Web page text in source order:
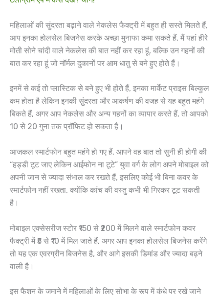
महिलाओं की सुंदरता बढ़ाने वाले नेकलेस फैक्ट्री में बहुत ही सस्ते मिलते हैं,
आप इनका होलसेल बिजनेस करके अच्छा मुनाफा कमा सकते हैं, मैं यहां हीरे
मोती सोने चांदी वाले नेकलेस की बात नहीं कर रहा हूं, बल्कि उन गहनों की
बात कर रहा हूं जो नॉर्मल दुकानों पर आम धातु से बने हुए होते हैं।
इनमें से कई तो प्लास्टिक से बने हुए भी होते हैं, इनका मार्केट प्राइस बिल्कुल
कम होता है लेकिन इनकी सुंदरता और आकर्षण की वजह से यह बहुत महंगे
बिकते हैं, अगर आप नेकलेस और अन्य गहनों का व्यापार करते हैं, तो आपको
10 से 20 गुना तक प्रॉफिट हो सकता है।
आजकल स्मार्टफोन बहुत महंगे हो गए हैं, आपने वह बात तो सुनी ही होगी की
“हड्डी टूट जाए लेकिन आईफोन ना टूटे” युवा वर्ग के लोग अपने मोबाइल को
अपनी जान से ज्यादा संभाल कर रखते हैं, इसलिए कोई भी बिना कवर के
स्मार्टफोन नहीं रखता, क्योंकि कांच की वस्तु कभी भी गिरकर टूट सकती
है।
मोबाइल एक्सेसरीज स्टोर ₹150 से ₹200 में मिलने वाले स्मार्टफोन कवर
फैक्ट्री में ₹5 से ₹10 में मिल जाते हैं, अगर आप इनका होलसेल बिजनेस करेंगे
तो यह एक एवरग्रीन बिजनेस है, और आगे इसकी डिमांड और ज्यादा बढ़ने
वाली है।
इस फैशन के जमाने में महिलाओं के लिए सोभा के रूप में कंधे पर रखे जाने